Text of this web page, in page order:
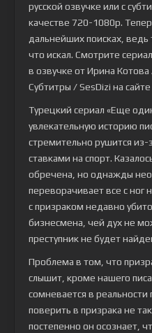
русской озвучке или с
качестве 720-1080p.
дальнейших поисках, ведь
что искал. Смотрите
в озвучке от Ирина
Субтитры / SesDizi на
Турецкий сериал «Еще
увлекательную историю
стремительно рушится из-
ставками на спорт.
обречена, но однажды
переворачивает все с ног
с призраком недавно
бизнесмена, чей дух не
преступник не будет
Проблема в том, что
слышит, кроме нашего
сомневается в
поверить в призрака не
постепенно он осознает,